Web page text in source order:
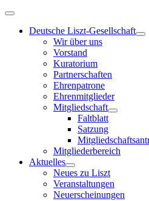
Deutsche Liszt-Gesellschaft
Wir über uns
Vorstand
Kuratorium
Partnerschaften
Ehrenpatrone
Ehrenmitglieder
Mitgliedschaft
Faltblatt
Satzung
Mitgliederbereich
Aktuelles
Neues zu Liszt
Veranstaltungen
Neuerscheinungen